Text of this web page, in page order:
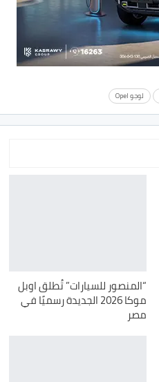
لوجو Opel
“المنصور للسيارات” تُطلق اوبل
موكا 2026 الجديدة رسميًا في
مصر